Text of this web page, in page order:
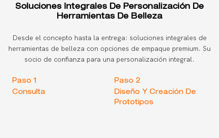
Soluciones Integrales De Personalización De
Herramientas De Belleza
Desde el concepto hasta la entrega: soluciones integrales de
herramientas de belleza con opciones de empaque premium. Su
socio de confianza para una personalización integral.
Paso 1
Consulta
Paso 2
Diseño Y Creación De
Prototipos